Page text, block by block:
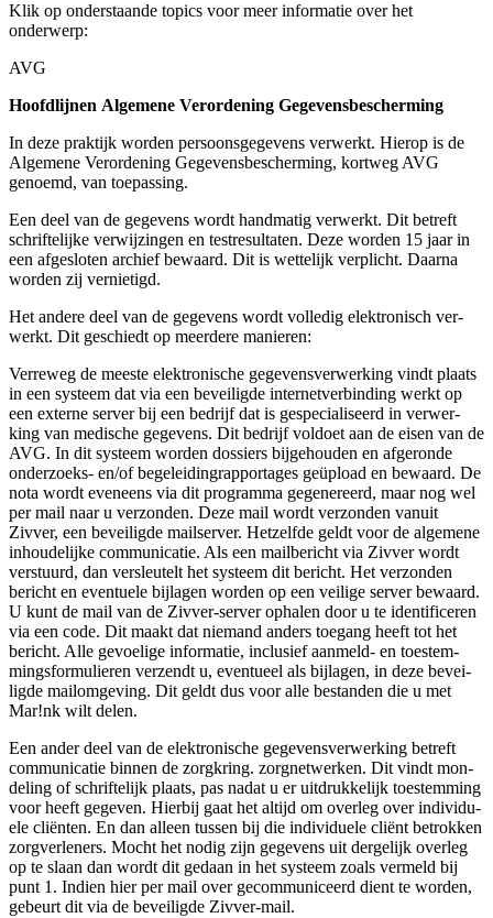
Klik op onder­staan­de topics voor meer infor­ma­tie over het
onderwerp:
AVG
Hoofd­lij­nen Alge­me­ne Ver­or­de­ning Gegevensbescherming
In deze prak­tijk wor­den per­soons­ge­ge­vens ver­werkt. Hier­op is de
Alge­me­ne Ver­or­de­ning Gege­vens­be­scher­ming, kort­weg AVG
genoemd, van toepassing.
Een deel van de gege­vens wordt hand­ma­tig ver­werkt. Dit betreft
schrif­te­lij­ke ver­wij­zin­gen en test­re­sul­ta­ten. Deze wor­den 15 jaar in
een afge­slo­ten archief bewaard. Dit is wet­te­lijk ver­plicht. Daar­na
wor­den zij vernietigd.
Het ande­re deel van de gege­vens wordt vol­le­dig elek­tro­nisch ver­
werkt. Dit geschiedt op meer­de­re manieren:
Ver­re­weg de mees­te elek­tro­ni­sche gege­vens­ver­wer­king vindt plaats
in een sys­teem dat via een bevei­lig­de inter­net­ver­bin­ding werkt op
een exter­ne ser­ver bij een bedrijf dat is gespe­ci­a­li­seerd in ver­wer­
king van medi­sche gege­vens. Dit bedrijf vol­doet aan de eisen van de
AVG. In dit sys­teem wor­den dos­siers bij­ge­hou­den en afge­ron­de
onder­zoeks- en/of bege­lei­dingrap­por­ta­ges geüpload en bewaard. De
nota wordt even­eens via dit pro­gram­ma gege­ne­reerd, maar nog wel
per mail naar u ver­zon­den. Deze mail wordt ver­zon­den van­uit
Zivver, een bevei­lig­de mail­ser­ver. Het­zelf­de geldt voor de alge­me­ne
inhou­de­lij­ke com­mu­ni­ca­tie. Als een mail­be­richt via Zivver wordt
ver­stuurd, dan ver­sleu­telt het sys­teem dit bericht. Het ver­zon­den
bericht en even­tu­e­le bij­la­gen wor­den op een vei­li­ge ser­ver bewaard.
U kunt de mail van de Zivver-ser­ver opha­len door u te iden­ti­fi­ce­ren
via een code. Dit maakt dat nie­mand anders toe­gang heeft tot het
bericht. Alle gevoe­li­ge infor­ma­tie, inclu­sief aan­meld- en toe­stem­
mings­for­mu­lie­ren ver­zendt u, even­tu­eel als bij­la­gen, in deze bevei­
lig­de mailom­ge­ving. Dit geldt dus voor alle bestan­den die u met
Mar!nk wilt delen.
Een ander deel van de elek­tro­ni­sche gege­vens­ver­wer­king betreft
com­mu­ni­ca­tie bin­nen de zorg­kring. zorg­net­wer­ken. Dit vindt mon­
de­ling of schrif­te­lijk plaats, pas nadat u er uit­druk­ke­lijk toe­stem­ming
voor heeft gege­ven. Hier­bij gaat het altijd om over­leg over indi­vi­du­
e­le cli­ën­ten. En dan alleen tus­sen bij die indi­vi­du­e­le cli­ënt betrok­ken
zorg­ver­le­ners. Mocht het nodig zijn gege­vens uit der­ge­lijk over­leg
op te slaan dan wordt dit gedaan in het sys­teem zoals ver­meld bij
punt 1. Indien hier per mail over gecom­mu­ni­ceerd dient te wor­den,
gebeurt dit via de bevei­lig­de Zivver-mail.